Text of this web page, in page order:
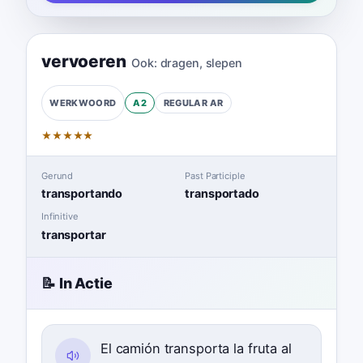
vervoeren Ook: dragen, slepen
WERKWOORD A2 REGULAR AR
★★★★★
Gerund
transportando
Past Participle
transportado
Infinitive
transportar
📝 In Actie
El camión transporta la fruta al